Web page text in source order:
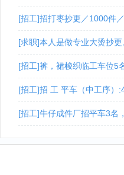
[招工]招打枣抄更／1000件
[求职]本人是做专业大烫抄
[招工]裤，裙梭织临工车位5
[招工]招 工 平车（中工序）
[招工]牛仔成件厂招平车3名